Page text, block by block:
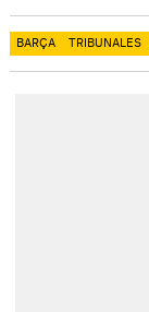
BARÇA TRIBUNALES